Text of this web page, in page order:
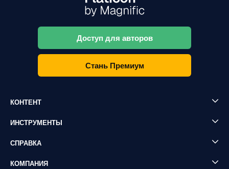
Доступ для авторов
Стань Премиум
КОНТЕНТ
ИНСТРУМЕНТЫ
СПРАВКА
КОМПАНИЯ